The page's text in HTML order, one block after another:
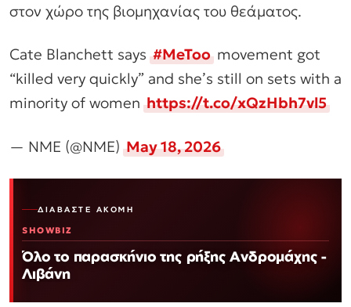
στον χώρο της βιομηχανίας του θεάματος.
Cate Blanchett says#MeToomovement got
“killed very quickly” and she’s still on sets with a
minority of womenhttps://t.co/xQzHbh7vl5
— NME (@NME)May 18, 2026
ΔΙΑΒΆΣΤΕ ΑΚΌΜΗ
SHOWBIZ
Όλο το παρασκήνιο της ρήξης Ανδρομάχης -
Λιβάνη